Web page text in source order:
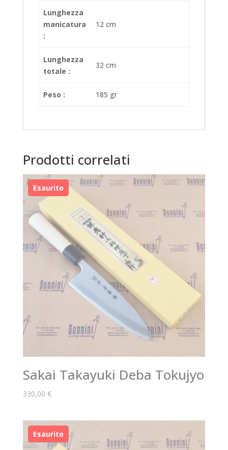
Lunghezza
manicatura
:
12 cm
Lunghezza
totale :
32 cm
Peso : 185 gr
Prodotti correlati
Sakai Takayuki Deba Tokujyo
330,00 €